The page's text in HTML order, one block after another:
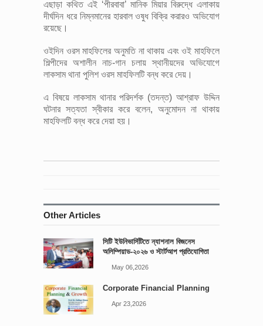
এছাড়া কথিত এই ‘পীরবাবা’ মানিক মিয়ার বিরুদ্ধে এলাকায়
দীর্ঘদিন ধরে নিম্নমানের হারবাল ওষুধ বিক্রি করারও অভিযোগ
রয়েছে।
ওইদিন ওরস মাহফিলের অনুমতি না থাকায় এবং ওই মাহফিলে
শিল্পীদের অশালীন নাচ-গান চলায় স্থানীয়দের অভিযোগে
লাকসাম থানা পুলিশ ওরস মাহফিলটি বন্ধ করে দেয়।
এ বিষয়ে লাকসাম থানার পরিদর্শক (তদন্ত) আশ্রাফ উদ্দিন
ঘটনার সত্যতা স্বীকার করে বলেন, অনুমোদন না থাকায়
মাহফিলটি বন্ধ করে দেয়া হয়।
Other Articles
সিটি ইউনিভার্সিটিতে ন্যাশনাল বিজনেস
অলিম্পিয়াড-২০২৬ ও স্টার্টআপ প্রতিযোগিতা
May 06,2026
Corporate Financial Planning
Apr 23,2026